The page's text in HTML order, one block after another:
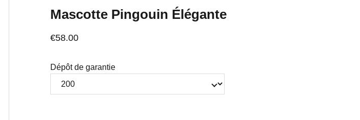
Mascotte Pingouin Élégante
€58.00
Dépôt de garantie